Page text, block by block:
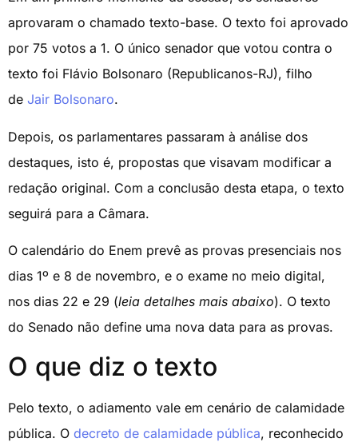
aprovaram o chamado texto-base. O texto foi aprovado
por 75 votos a 1. O único senador que votou contra o
texto foi Flávio Bolsonaro (Republicanos-RJ), filho
de Jair Bolsonaro.
Depois, os parlamentares passaram à análise dos
destaques, isto é, propostas que visavam modificar a
redação original. Com a conclusão desta etapa, o texto
seguirá para a Câmara.
O calendário do Enem prevê as provas presenciais nos
dias 1º e 8 de novembro, e o exame no meio digital,
nos dias 22 e 29 (leia detalhes mais abaixo). O texto
do Senado não define uma nova data para as provas.
O que diz o texto
Pelo texto, o adiamento vale em cenário de calamidade
pública. O decreto de calamidade pública, reconhecido